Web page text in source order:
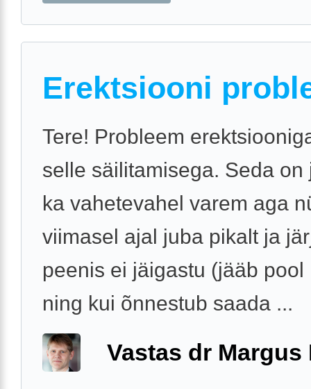
Erektsiooni
Tere! Probleem
selle säilitamisega. Seda on
ka vahetevahel varem aga
viimasel ajal juba pikalt ja
peenis ei jäigastu (jääb pool
ning kui õnnestub saada ...
Vastas dr Margus